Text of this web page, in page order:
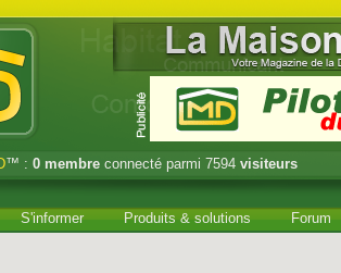
™ : 0 membre connecté parmi 7594 visiteurs
S'informer Produits & solutions Forum